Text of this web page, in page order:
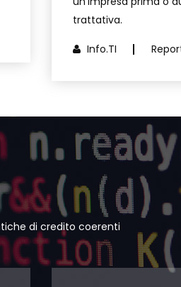
trattativa.
Info.TI
di credito coerenti